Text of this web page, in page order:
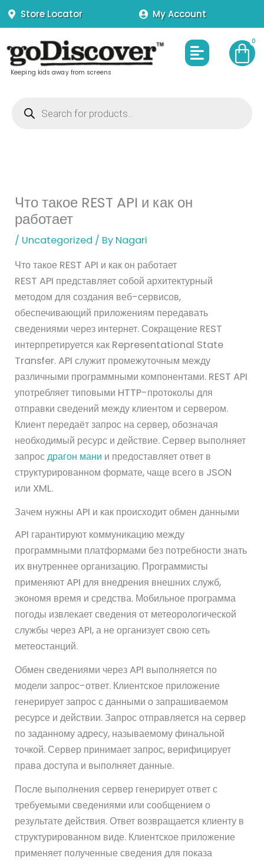
Skip Store Locator My Account
Keeping kids away from screens
Menu
search
Что такое REST API и как он
работает
/ Uncategorized / By Nagari
Что такое REST API и как он работает
REST API представляет собой архитектурный
методом для создания веб-сервисов,
обеспечивающий приложениям передавать
сведениями через интернет. Сокращение REST
интерпретируется как Representational State
Transfer. API служит промежуточным между
различными программными компонентами. REST API
употребляет типовыми HTTP-протоколы для
отправки сведений между клиентом и сервером.
Клиент передаёт запрос на сервер, обозначая
необходимый ресурс и действие. Сервер выполняет
запросдрагон мани и предоставляет ответ в
структурированном формате, чаще всего в JSON
или XML.
Зачем нужны API и как происходит обмен данными
API гарантируют коммуникацию между
программными платформами без потребности знать
их внутреннее организацию. Программисты
применяют API для внедрения внешних служб,
экономя время и средства. Мобильное программа
погоды извлекает сведения от метеорологической
службы через API, а не организует свою сеть
метеостанций.
Обмен сведениями через API выполняется по
модели запрос-ответ. Клиентское приложение
генерирует запрос с данными о запрашиваемом
ресурсе и действии. Запрос отправляется на сервер
по заданному адресу, называемому финальной
точкой. Сервер принимает запрос, верифицирует
права доступа и выполняет данные.
После выполнения сервер генерирует ответ с
требуемыми сведениями или сообщением о
результате действия. Ответ возвращается клиенту в
структурированном виде. Клиентское приложение
применяет полученные сведения для показа